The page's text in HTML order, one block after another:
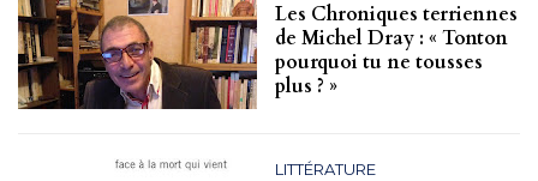
Les Chroniques terriennes
de Michel Dray : « Tonton
pourquoi tu ne tousses
plus ? »
LITTÉRATURE